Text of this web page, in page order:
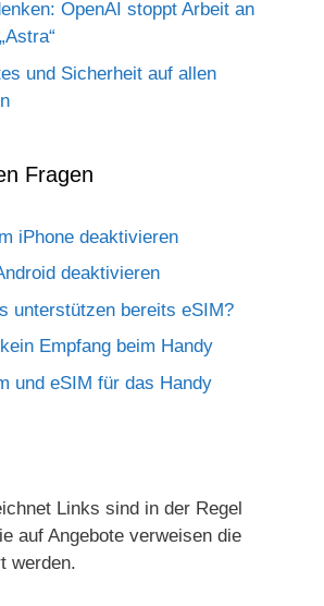
OpenAI stoppt Arbeit an
und Sicherheit auf allen
Fragen
iPhone deaktivieren
deaktivieren
unterstützen bereits eSIM?
Empfang beim Handy
und eSIM für das Handy
Links sind in der Regel
auf Angebote verweisen die
werden.